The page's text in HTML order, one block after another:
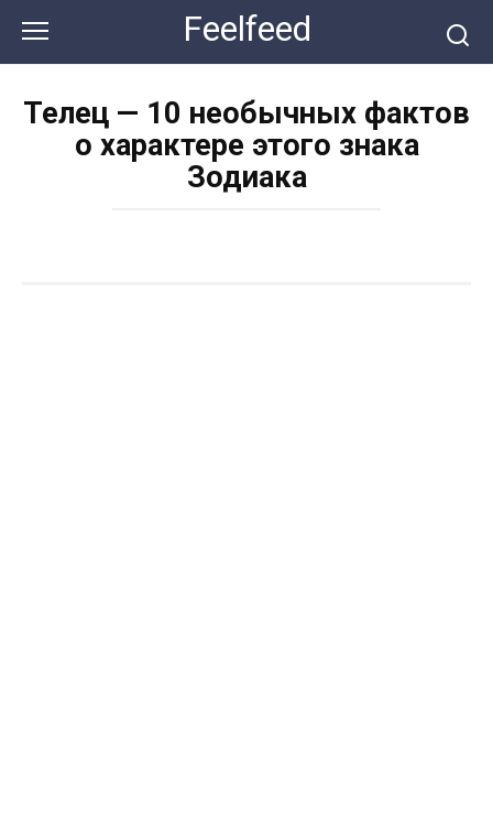
контенту
Feelfeed
Телец — 10 необычных фактов
о характере этого знака
Зодиака